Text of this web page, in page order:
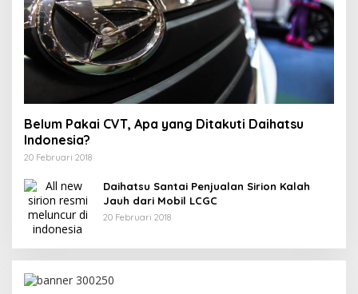
Belum Pakai CVT, Apa yang Ditakuti Daihatsu
Indonesia?
20 Februari 2018
Daihatsu Santai Penjualan Sirion Kalah
Jauh dari Mobil LCGC
20 Februari 2018